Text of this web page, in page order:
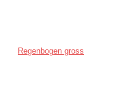
Regenbogen gross